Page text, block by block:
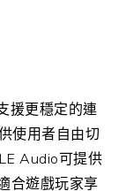
援更穩定的連
使用者自由切
Audio可提供
合遊戲玩家享